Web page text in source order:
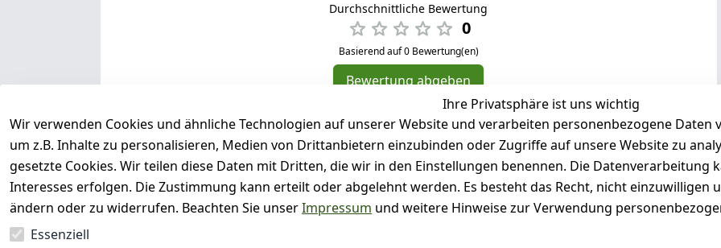
Durchschnittliche Bewertung
0
Basierend auf 0 Bewertung(en)
Bewertung abgeben
5
( 0 )
4
( 0 )
( 0 )
1
( 0 )
Ihre Privatsphäre ist uns wichtig
Wir verwenden Cookies und ähnliche Technologien auf unserer Website und verarbeiten personenbezogene Daten
um z.B. Inhalte zu personalisieren, Medien von Drittanbietern einzubinden oder Zugriffe auf unsere Website zu
gesetzte Cookies. Wir teilen diese Daten mit Dritten, die wir in den Einstellungen benennen. Die
Interesses erfolgen. Die Zustimmung kann erteilt oder abgelehnt werden. Es besteht das Recht, nicht einzuwilligen
ändern oder zu widerrufen. Beachten Sie unserImpressum und weitere Hinweise zur Verwendung
Essenziell